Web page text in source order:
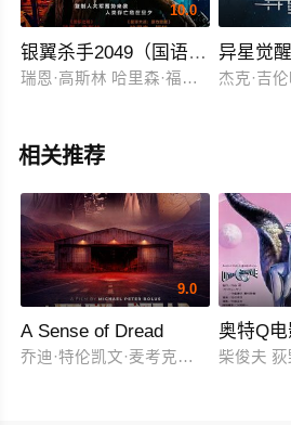
10.0
银翼杀手2049（国语版）
瑞恩·高斯林 哈里森·福特 安娜·德·
异星觉
杰克·吉
相关推荐
9.0
A Sense of Dread
乔迪·特伦凯文·麦考克尔虹膜
奥特Q
柴俊夫